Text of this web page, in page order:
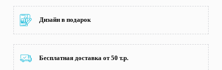
Дизайн в подарок
Бесплатная доставка от 50 т.р.